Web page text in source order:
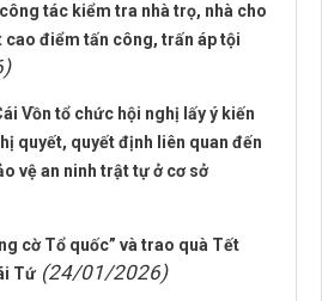
tác kiểm tra nhà trọ, nhà cho
điểm tấn công, trấn áp tội
Vồn tổ chức hội nghị lấy ý kiến
quyết, quyết định liên quan đến
vệ an ninh trật tự ở cơ sở
cờ Tổ quốc” và trao quà Tết
Tứ (24/01/2026)